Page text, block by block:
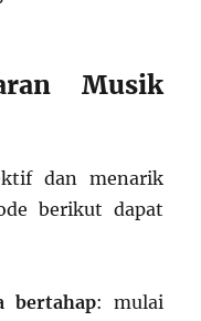
Musik
dan menarik
berikut dapat
bertahap: mulai